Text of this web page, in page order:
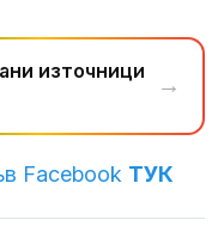
източници
→
Facebook ТУК